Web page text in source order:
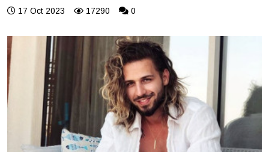
17 Oct 2023
17290 0